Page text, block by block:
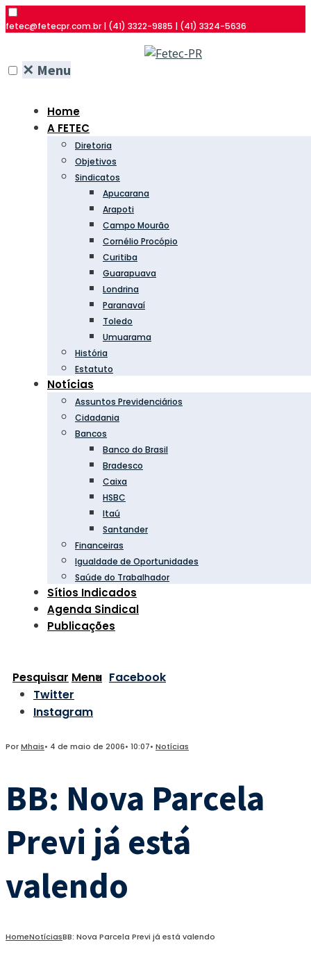
fetec@fetecpr.com.br | (41) 3322-9885 | (41) 3324-5636
✕ Menu
Home
A FETEC
Diretoria
Objetivos
Sindicatos
Apucarana
Arapoti
Campo Mourão
Cornélio Procópio
Curitiba
Guarapuava
Londrina
Paranavaí
Toledo
Umuarama
História
Estatuto
Notícias
Assuntos Previdenciários
Cidadania
Bancos
Banco do Brasil
Bradesco
Caixa
HSBC
Itaú
Santander
Financeiras
Igualdade de Oportunidades
Saúde do Trabalhador
Sítios Indicados
Agenda Sindical
Publicações
Pesquisar Menu Facebook
Twitter
Instagram
PorMhais• 4 de maio de 2006• 10:07• Notícias
BB: Nova Parcela
Previ já está
valendo
HomeNotíciasBB: Nova Parcela Previ já está valendo